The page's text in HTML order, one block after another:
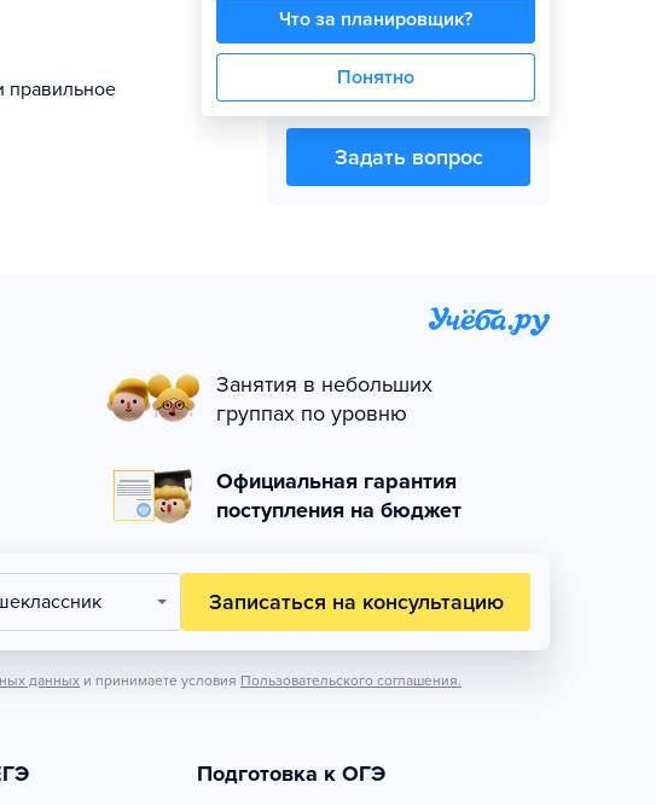
правильное
Что за планировщик?
Понятно
Екатерина
Александровна
Гуренко
Задать вопрос
Занятия в небольших
группах по уровню
Официальная гарантия
поступления на бюджет
Записаться на консультацию
данных и принимаете условия Пользовательского соглашения.
Подготовка к ОГЭ